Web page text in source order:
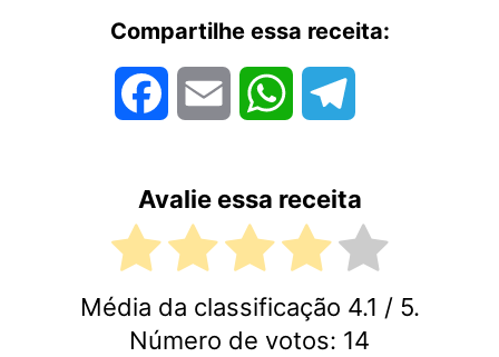
Compartilhe essa receita:
FacebookEmail WhatsApp
Avalie essa receita
Média da classificação 4.1 / 5.
Número de votos: 14